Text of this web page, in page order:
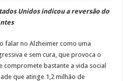
da Distrital Oeste da ACSP
para programação de cursos
da geladeira pode ser um erro, veja o
usadas por estudantes da rede estadual
Unidos indicou a reversão do
falar no Alzheimer como uma
e sem cura, que provoca o
compromete bastante a vida social
que atinge 1,2 milhão de